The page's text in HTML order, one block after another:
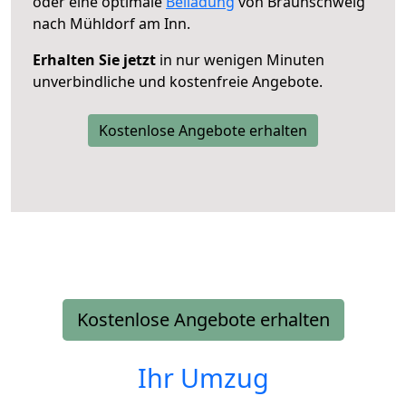
nach Mühldorf am Inn.
Erhalten Sie jetzt in nur wenigen Minuten
unverbindliche und kostenfreie Angebote.
Kostenlose Angebote erhalten
Kostenlose Angebote erhalten
Ihr Umzug